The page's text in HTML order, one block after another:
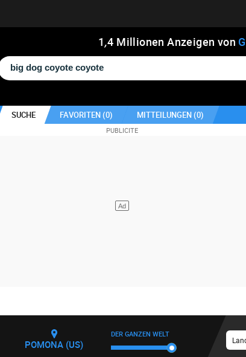
1,4 Millionen Anzeigen von
SUCHE FAVORITEN (0) MITTEILUNGEN (0)
POMONA (US)
DER GANZEN WELT